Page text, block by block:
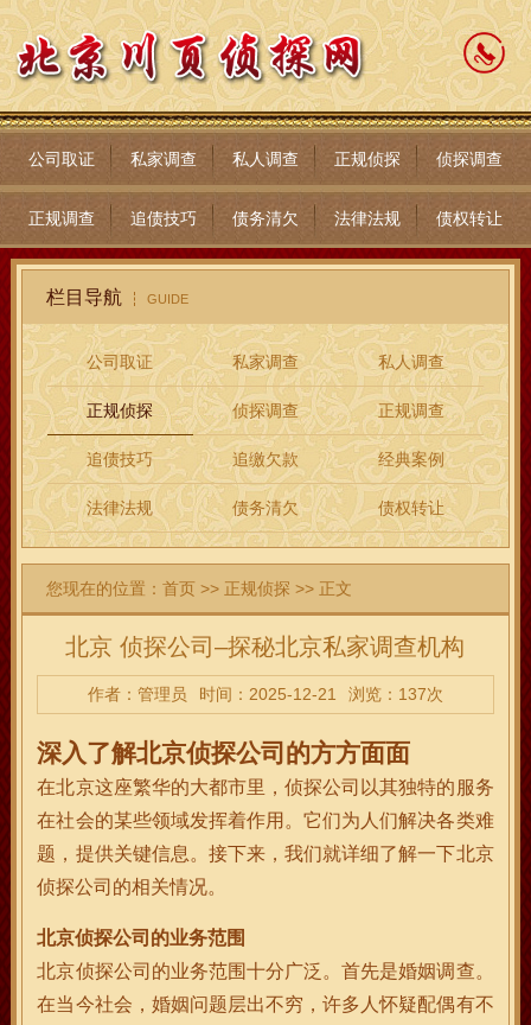
公司取证 私家调查 私人调查 正规侦探 侦探调查
正规调查 追债技巧 债务清欠 法律法规 债权转让
栏目导航 GUIDE
公司取证 私家调查 私人调查
正规侦探 侦探调查 正规调查
追债技巧 追缴欠款 经典案例
法律法规 债务清欠 债权转让
您现在的位置：首页 >> 正规侦探 >> 正文
北京 侦探公司–探秘北京私家调查机构
作者：管理员 时间：2025-12-21 浏览：137次
深入了解北京侦探公司的方方面面
在北京这座繁华的大都市里，侦探公司以其独特的服务
在社会的某些领域发挥着作用。它们为人们解决各类难
题，提供关键信息。接下来，我们就详细了解一下北京
侦探公司的相关情况。
北京侦探公司的业务范围
北京侦探公司的业务范围十分广泛。首先是婚姻调查。
在当今社会，婚姻问题层出不穷，许多人怀疑配偶有不